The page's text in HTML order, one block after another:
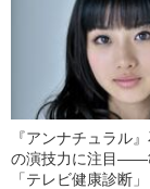
『アンナチュラル
の演技力に注目――
「テレビ健康診断」